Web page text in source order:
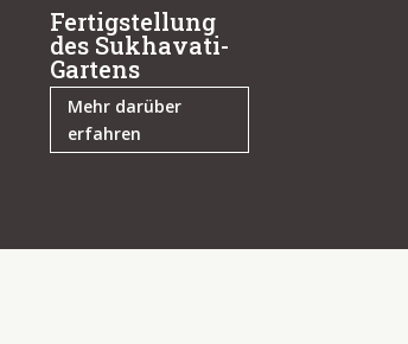
Fertigstellung
des Sukhavati-
Gartens
Mehr darüber
erfahren